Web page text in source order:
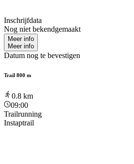
Inschrijfdata
Nog niet bekendgemaakt
Meer info
Meer info
Datum nog te bevestigen
Trail 800 m
0.8 km
09:00
Trailrunning
Instaptrail